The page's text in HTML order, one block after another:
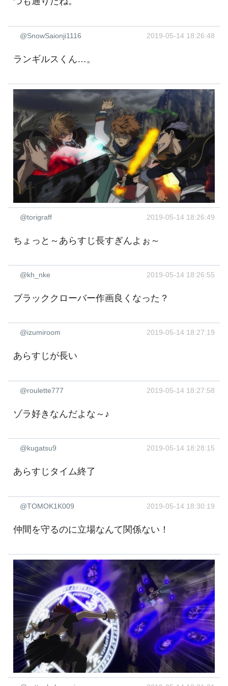
@SnowSaionji1116 2019-05-14 18:26:48
ランギルスくん…。
@torigraff 2019-05-14 18:26:49
ちょっと～あらすじ長すぎんよぉ～
@kh_nke 2019-05-14 18:26:55
ブラッククローバー作画良くなった？
@izumiroom 2019-05-14 18:27:19
あらすじが長い
@roulette777 2019-05-14 18:27:58
ゾラ好きなんだよな～♪
@kugatsu9 2019-05-14 18:28:15
あらすじタイム終了
@TOMOK1K009 2019-05-14 18:30:19
仲間を守るのに立場なんて関係ない！